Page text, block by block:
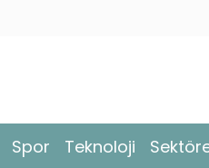
Spor Teknoloji